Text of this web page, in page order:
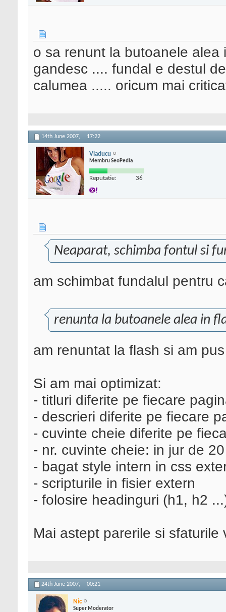
o sa renunt la butoanele
gandesc .... fundal e destul
calumea ..... oricum mai
14th June 2007, 17:22
Vladucu
Membru SeoPedia
Reputatie: 36
Neaparat, schimba fontul si
am schimbat fundalul pentru
renunta la butoanele alea in
am renuntat la flash si am
Si am mai optimizat:
- titluri diferite pe fiecare
- descrieri diferite pe fiecare
- cuvinte cheie diferite pe
- nr. cuvinte cheie: in jur de 20
- bagat style intern in css
- scripturile in fisier extern
- folosire headinguri (h1, h2
Mai astept parerile si
24th June 2007, 00:21
Nic
Super Moderator